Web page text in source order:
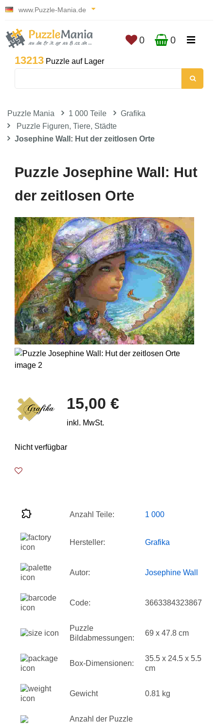
www.Puzzle-Mania.de
13213 Puzzle auf Lager
0 0
Puzzle Mania 1 000 Teile
Grafika
Puzzle Figuren, Tiere, Städte
Josephine Wall: Hut der zeitlosen Orte
Puzzle Josephine Wall: Hut
der zeitlosen Orte
15,00 €
inkl. MwSt.
Nicht verfügbar
Anzahl Teile: 1 000
Hersteller: Grafika
Autor: Josephine Wall
Code: 3663384323867
Puzzle
Bildabmessungen:
69 x 47.8 cm
Box-Dimensionen:
35.5 x 24.5 x 5.5
cm
Gewicht 0.81 kg
Anzahl der Puzzle